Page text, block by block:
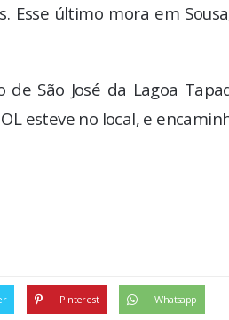
Esse último mora em
São José da Lagoa
esteve no local, e
Pinterest Whatsapp